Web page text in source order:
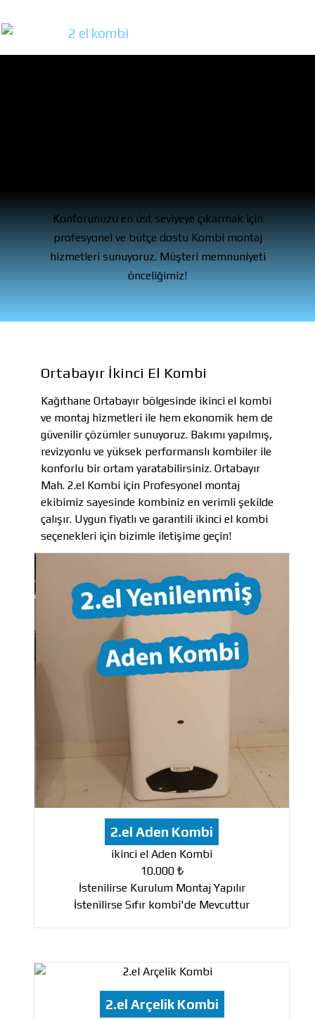
Konforunuzu en üst seviyeye çıkarmak için
profesyonel ve bütçe dostu Kombi montaj
hizmetleri sunuyoruz. Müşteri memnuniyeti
önceliğimiz!
Ortabayır İkinci El Kombi
Kağıthane Ortabayır bölgesinde ikinci el kombi
ve montaj hizmetleri ile hem ekonomik hem de
güvenilir çözümler sunuyoruz. Bakımı yapılmış,
revizyonlu ve yüksek performanslı kombiler ile
konforlu bir ortam yaratabilirsiniz. Ortabayır
Mah. 2.el Kombi için Profesyonel montaj
ekibimiz sayesinde kombiniz en verimli şekilde
çalışır. Uygun fiyatlı ve garantili ikinci el kombi
seçenekleri için bizimle iletişime geçin!
2.el Aden Kombi
ikinci el Aden Kombi
10.000 ₺
İstenilirse Kurulum Montaj Yapılır
İstenilirse Sıfır kombi'de Mevcuttur
2.el Arçelik Kombi